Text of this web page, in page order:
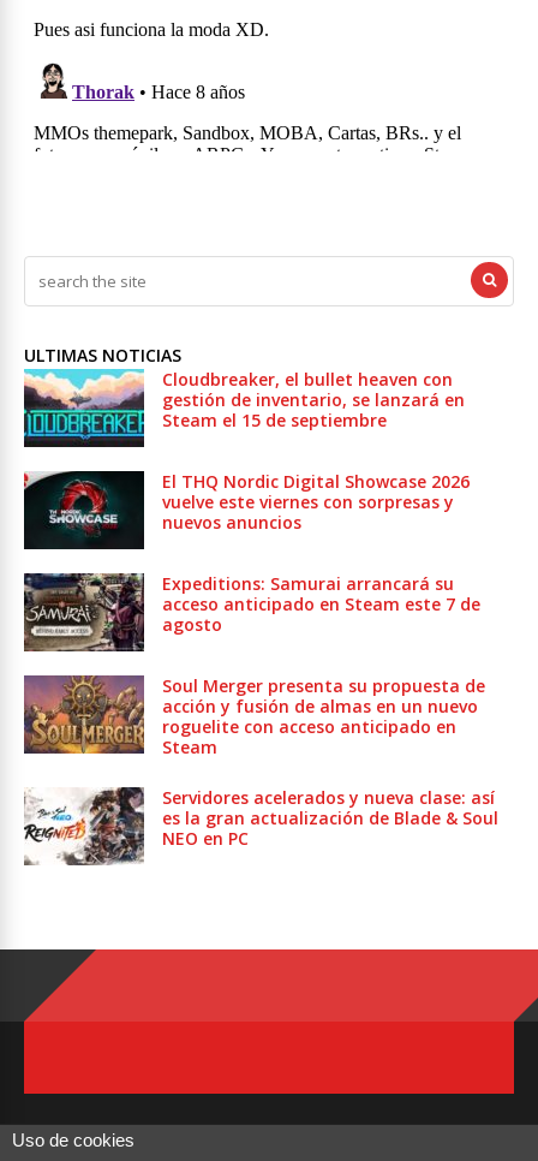
ULTIMAS NOTICIAS
Cloudbreaker, el bullet heaven con
gestión de inventario, se lanzará en
Steam el 15 de septiembre
El THQ Nordic Digital Showcase 2026
vuelve este viernes con sorpresas y
nuevos anuncios
Expeditions: Samurai arrancará su
acceso anticipado en Steam este 7 de
agosto
Soul Merger presenta su propuesta de
acción y fusión de almas en un nuevo
roguelite con acceso anticipado en
Steam
Servidores acelerados y nueva clase: así
es la gran actualización de Blade & Soul
NEO en PC
Uso de cookies